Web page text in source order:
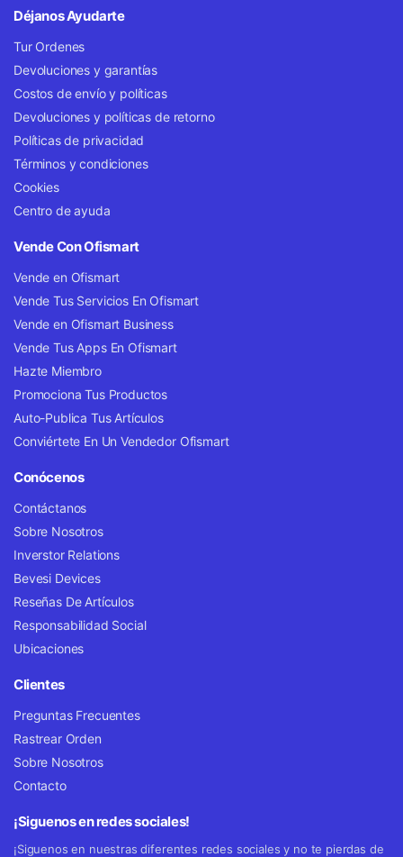
Déjanos Ayudarte
Tur Ordenes
Devoluciones y garantías
Costos de envío y políticas
Devoluciones y políticas de retorno
Políticas de privacidad
Términos y condiciones
Cookies
Centro de ayuda
Vende Con Ofismart
Vende en Ofismart
Vende Tus Servicios En Ofismart
Vende en Ofismart Business
Vende Tus Apps En Ofismart
Hazte Miembro
Promociona Tus Productos
Auto-Publica Tus Artículos
Conviértete En Un Vendedor Ofismart
Conócenos
Contáctanos
Sobre Nosotros
Inverstor Relations
Bevesi Devices
Reseñas De Artículos
Responsabilidad Social
Ubicaciones
Clientes
Preguntas Frecuentes
Rastrear Orden
Sobre Nosotros
Contacto
¡Siguenos en redes sociales!
¡Siguenos en nuestras diferentes redes sociales y no te pierdas de